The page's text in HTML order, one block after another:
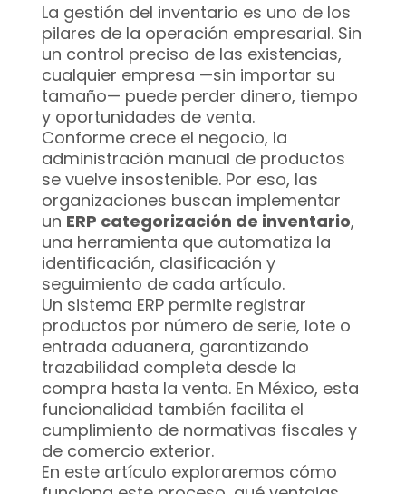
La gestión del inventario es uno de los
pilares de la operación empresarial. Sin
un control preciso de las existencias,
cualquier empresa —sin importar su
tamaño— puede perder dinero, tiempo
y oportunidades de venta.
Conforme crece el negocio, la
administración manual de productos
se vuelve insostenible. Por eso, las
organizaciones buscan implementar
un ERP categorización de inventario,
una herramienta que automatiza la
identificación, clasificación y
seguimiento de cada artículo.
Un sistema ERP permite registrar
productos por número de serie, lote o
entrada aduanera, garantizando
trazabilidad completa desde la
compra hasta la venta. En México, esta
funcionalidad también facilita el
cumplimiento de normativas fiscales y
de comercio exterior.
En este artículo exploraremos cómo